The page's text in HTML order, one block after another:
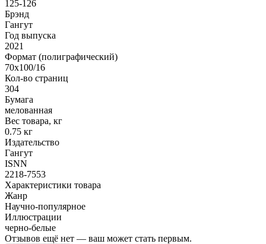
125-126
Брэнд
Гангут
Год выпуска
2021
Формат (полиграфический)
70x100/16
Кол-во страниц
304
Бумага
мелованная
Вес товара, кг
0.75 кг
Издательство
Гангут
ISNN
2218-7553
Характеристики товара
Жанр
Научно-популярное
Иллюстрации
черно-белые
Отзывов ещё нет — ваш может стать первым.